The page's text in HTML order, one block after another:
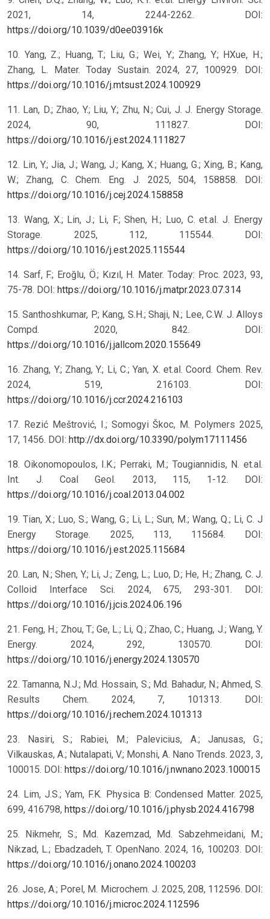
2021, 14, 2244-2262. DOI:
https://doi.org/10.1039/d0ee03916k
10. Yang, Z.; Huang, T.; Liu, G.; Wei, Y.; Zhang, Y.; HXue, H.;
Zhang, L. Mater. Today Sustain. 2024, 27, 100929. DOI:
https://doi.org/10.1016/j.mtsust.2024.100929
11. Lan, D.; Zhao, Y.; Liu, Y.; Zhu, N.; Cui, J. J. Energy Storage.
2024, 90, 111827. DOI:
https://doi.org/10.1016/j.est.2024.111827
12. Lin, Y.; Jia, J.; Wang, J.; Kang, X.; Huang, G.; Xing, B.; Kang,
W.; Zhang, C. Chem. Eng. J. 2025, 504, 158858. DOI:
https://doi.org/10.1016/j.cej.2024.158858
13. Wang, X.; Lin, J.; Li, F.; Shen, H.; Luo, C. et.al. J. Energy
Storage. 2025, 112, 115544. DOI:
https://doi.org/10.1016/j.est.2025.115544
14. Sarf, F.; Eroğlu, Ö.; Kızıl, H. Mater. Today: Proc. 2023, 93,
75-78. DOI: https://doi.org/10.1016/j.matpr.2023.07.314
15. Santhoshkumar, P.; Kang, S.H.; Shaji, N.; Lee, C.W. J. Alloys
Compd. 2020, 842. DOI:
https://doi.org/10.1016/j.jallcom.2020.155649
16. Zhang, Y.; Zhang, Y.; Li, C.; Yan, X. et.al. Coord. Chem. Rev.
2024, 519, 216103. DOI:
https://doi.org/10.1016/j.ccr.2024.216103
17. Rezić Meštrović, I.; Somogyi Škoc, M. Polymers 2025,
17, 1456. DOI: http://dx.doi.org/10.3390/polym17111456
18. Oikonomopoulos, I.K.; Perraki, M.; Tougiannidis, N. et.al.
Int. J. Coal Geol. 2013, 115, 1-12. DOI:
https://doi.org/10.1016/j.coal.2013.04.002
19. Tian, X.; Luo, S.; Wang, G.; Li, L.; Sun, M.; Wang, Q.; Li, C. J
Energy Storage. 2025, 113, 115684. DOI:
https://doi.org/10.1016/j.est.2025.115684
20. Lan, N.; Shen, Y.; Li, J.; Zeng, L.; Luo, D.; He, H.; Zhang, C. J.
Colloid Interface Sci. 2024, 675, 293-301. DOI:
https://doi.org/10.1016/j.jcis.2024.06.196
21. Feng, H.; Zhou, T.; Ge, L.; Li, Q.; Zhao, C.; Huang, J.; Wang, Y.
Energy. 2024, 292, 130570. DOI:
https://doi.org/10.1016/j.energy.2024.130570
22. Tamanna, N.J.; Md. Hossain, S.; Md. Bahadur, N.; Ahmed, S.
Results Chem. 2024, 7, 101313. DOI:
https://doi.org/10.1016/j.rechem.2024.101313
23. Nasiri, S.; Rabiei, M.; Palevicius, A.; Janusas, G.;
Vilkauskas, A.; Nutalapati, V.; Monshi, A. Nano Trends. 2023, 3,
100015. DOI: https://doi.org/10.1016/j.nwnano.2023.100015
24. Lim, J.S.; Yam, F.K. Physica B: Condensed Matter. 2025,
699, 416798, https://doi.org/10.1016/j.physb.2024.416798
25. Nikmehr, S.; Md. Kazemzad, Md. Sabzehmeidani, M.;
Nikzad, L.; Ebadzadeh, T. OpenNano. 2024, 16, 100203. DOI:
https://doi.org/10.1016/j.onano.2024.100203
26. Jose, A.; Porel, M. Microchem. J. 2025, 208, 112596. DOI:
https://doi.org/10.1016/j.microc.2024.112596